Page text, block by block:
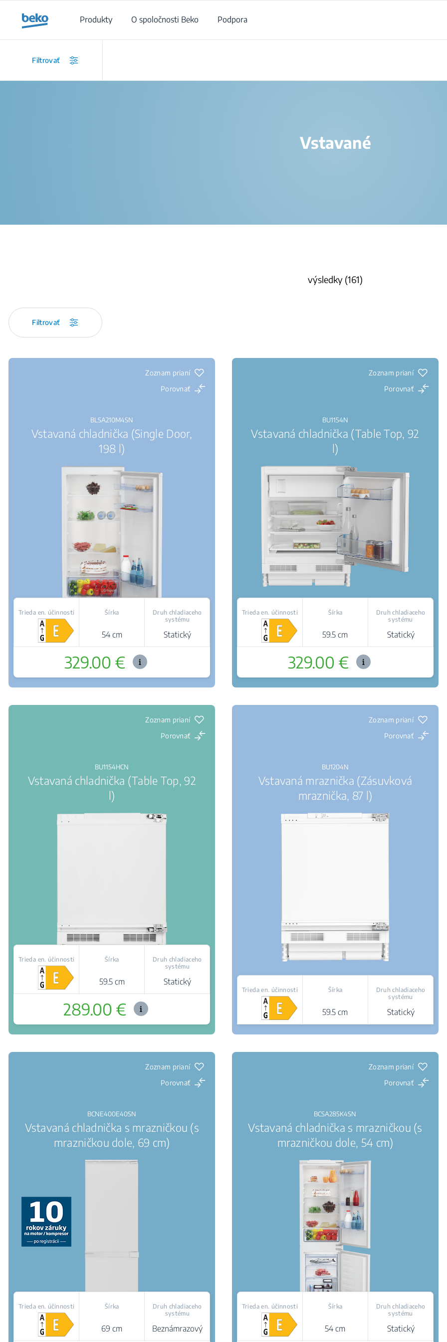
Produkty
O spoločnosti Beko Podpora
Vstavané
výsledky (161)
Filtrovať
Zoznam prianí
Porovnať
BLSA210M4SN
Vstavaná chladnička (Single Door,
198 l)
Trieda en. účinnosti Šírka
54 cm
Druh chladiaceho
systému
Statický
329.00 €
Zoznam prianí
Porovnať
BU1154N
Vstavaná chladnička (Table Top, 92
l)
Trieda en. účinnosti Šírka
59.5 cm
Druh chladiaceho
systému
Statický
329.00 €
Zoznam prianí
Porovnať
BU1154HCN
Vstavaná chladnička (Table Top, 92
l)
Trieda en. účinnosti Šírka
59.5 cm
Druh chladiaceho
systému
Statický
289.00 €
Zoznam prianí
Porovnať
BU1204N
Vstavaná mraznička (Zásuvková
mraznička, 87 l)
Trieda en. účinnosti Šírka
59.5 cm
Druh chladiaceho
systému
Statický
Zoznam prianí
Porovnať
BCNE400E40SN
Vstavaná chladnička s mrazničkou (s
mrazničkou dole, 69 cm)
Trieda en. účinnosti Šírka
69 cm
Druh chladiaceho
systému
Beznámrazový
Zoznam prianí
Porovnať
BCSA285K4SN
Vstavaná chladnička s mrazničkou (s
mrazničkou dole, 54 cm)
Trieda en. účinnosti Šírka
54 cm
Druh chladiaceho
systému
Statický
Filtrovať